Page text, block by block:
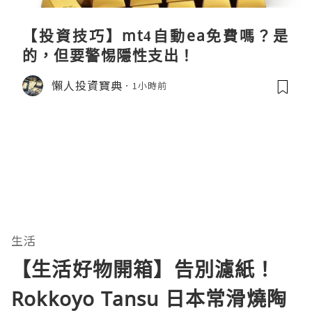
【投資技巧】mt4自動ea免費嗎？是
的，但要警惕隱性支出！
懶人投資寶典 1小時前
生活
【生活好物開箱】告別濾紙！
Rokkoyo Tansu 日本常滑燒陶